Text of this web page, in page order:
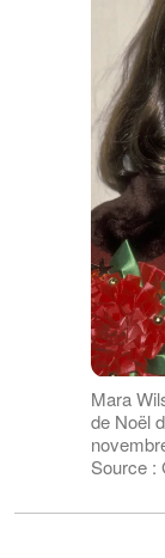
Mara
de Noël
Source :